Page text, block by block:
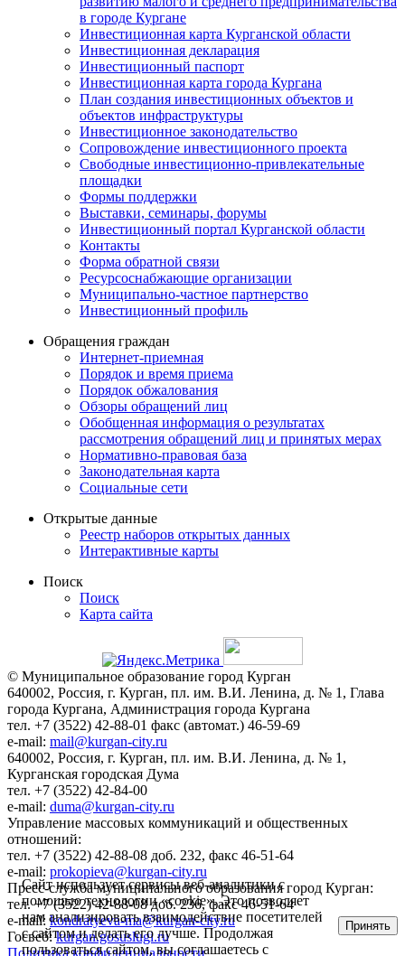
в городе Кургане
Инвестиционная карта Курганской области
Инвестиционная декларация
Инвестиционный паспорт
Инвестиционная карта города Кургана
План создания инвестиционных объектов и
объектов инфраструктуры
Инвестиционное законодательство
Сопровождение инвестиционного проекта
Свободные инвестиционно-привлекательные
площадки
Формы поддержки
Выставки, семинары, форумы
Инвестиционный портал Курганской области
Контакты
Форма обратной связи
Ресурсоснабжающие организации
Муниципально-частное партнерство
Инвестиционный профиль
Обращения граждан
Интернет-приемная
Порядок и время приема
Порядок обжалования
Обзоры обращений лиц
Обобщенная информация о результатах
рассмотрения обращений лиц и принятых мерах
Нормативно-правовая база
Законодательная карта
Социальные сети
Открытые данные
Реестр наборов открытых данных
Интерактивные карты
Поиск
Поиск
Карта сайта
© Муниципальное образование город Курган
640002, Россия, г. Курган, пл. им. В.И. Ленина, д. № 1, Глава
города Кургана, Администрация города Кургана
тел. +7 (3522) 42-88-01 факс (автомат.) 46-59-69
e-mail: mail@kurgan-city.ru
640002, Россия, г. Курган, пл. им. В.И. Ленина, д. № 1,
Курганская городская Дума
тел. +7 (3522) 42-84-00
e-mail: duma@kurgan-city.ru
Управление массовых коммуникаций и общественных
отношений:
тел. +7 (3522) 42-88-08 доб. 232, факс 46-51-64
e-mail: prokopieva@kurgan-city.ru
Пресс-служба муниципального образования город Курган:
тел. +7 (3522) 42-88-08 доб. 236, факс 46-51-64
e-mail:kondratyeva-ma@kurgan-city.ru
Госвеб:kurgan.gosuslugi.ru
Сайт использует сервисы веб-аналитики с
помощью технологии «cookie». Это позволяет
нам анализировать взаимодействие посетителей
с сайтом и делать его лучше. Продолжая
пользоваться сайтом, вы соглашаетесь с
Принять